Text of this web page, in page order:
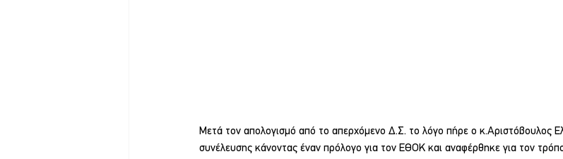
Μετά τον απολογισμό από το απερχόμενο Δ.Σ. το λόγο πήρε ο κ.Αριστόβουλος
συνέλευσης κάνοντας έναν πρόλογο για τον ΕΘΟΚ και αναφέρθηκε για τον